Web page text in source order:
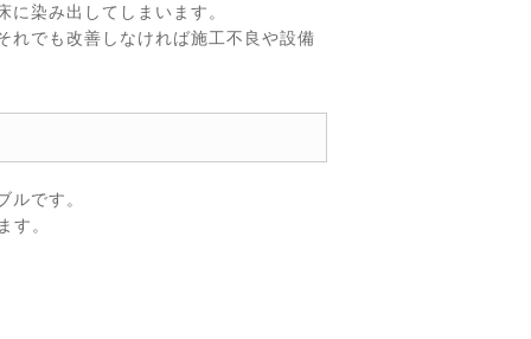
染み出してしまいます。
れでも改善しなければ施工不良や設備
です。
す。